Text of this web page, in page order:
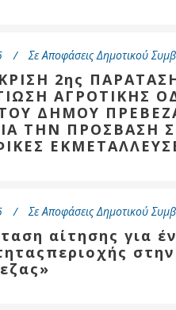
Εθελοντισμού
Δήμου Πρέβεζας
Κέντρο δια βίου
Μάθησης
Σε Αποφάσεις Δημοτικού
2ης
ΑΓΡΟΤΙΚΗΣ
ΔΗΜΟΥ
ΤΗΝ ΠΡΟΣΒΑΣΗ
Σε Αποφάσεις Δημοτικού
αίτησης για